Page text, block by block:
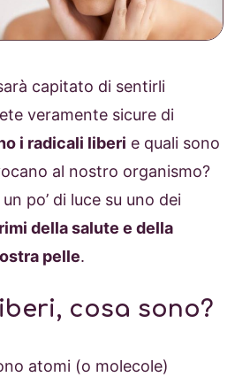
capitato di sentirli
veramente sicure di
i radicali liberi e quali sono
al nostro organismo?
po’ di luce su uno dei
della salute e della
pelle.
cosa sono?
atomi (o molecole)